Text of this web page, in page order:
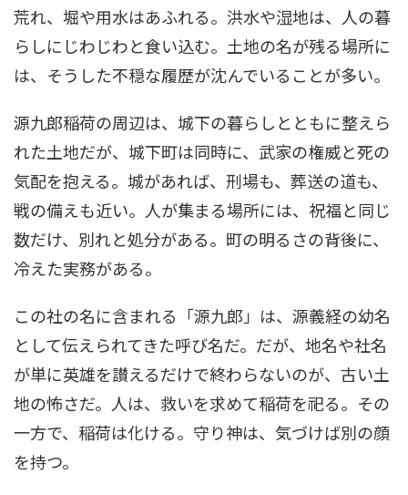
荒れ、堀や用水はあふれる。洪水や湿地は、人の暮
らしにじわじわと食い込む。土地の名が残る場所に
は、そうした不穏な履歴が沈んでいることが多い。
源九郎稲荷の周辺は、城下の暮らしとともに整えら
れた土地だが、城下町は同時に、武家の権威と死の
気配を抱える。城があれば、刑場も、葬送の道も、
戦の備えも近い。人が集まる場所には、祝福と同じ
数だけ、別れと処分がある。町の明るさの背後に、
冷えた実務がある。
この社の名に含まれる「源九郎」は、源義経の幼名
として伝えられてきた呼び名だ。だが、地名や社名
が単に英雄を讃えるだけで終わらないのが、古い土
地の怖さだ。人は、救いを求めて稲荷を祀る。その
一方で、稲荷は化ける。守り神は、気づけば別の顔
を持つ。